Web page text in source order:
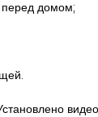
домом;